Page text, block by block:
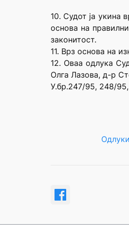
10. Судот ја укина
основа на
законитост.
11. Врз основа на
12. Оваа одлука
Олга Лазова, д-р
У.бр.247/95, 248/
Одлуки